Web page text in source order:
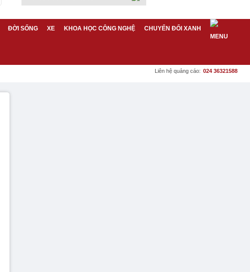
ĐỜI SỐNG XE KHOA HỌC CÔNG NGHỆ CHUYỂN ĐỔI XANH
Liên hệ quảng cáo: 024 36321588